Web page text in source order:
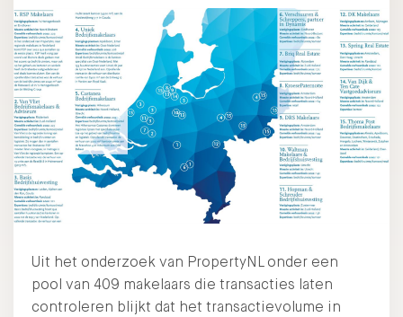
Uit het onderzoek van PropertyNL onder een
pool van 409 makelaars die transacties laten
controleren blijkt dat het transactievolume in